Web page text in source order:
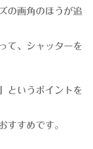
の画角のほうが追
て、シャッターを
というポイントを
すすめです。